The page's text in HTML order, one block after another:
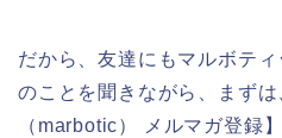
だから、友達にもマルボテ
のことを聞きながら、まず
（marbotic） メルマガ登録